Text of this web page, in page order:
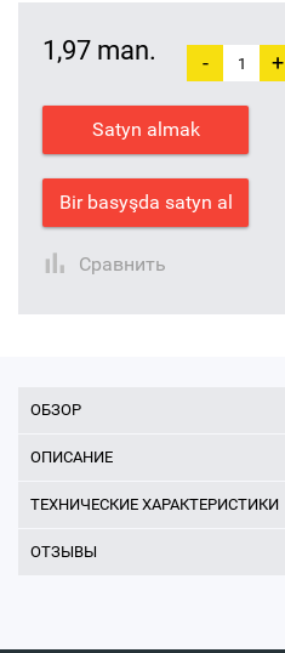
1,97 man. - +
Satyn almak
Bir basyşda satyn al
Сравнить
ОБЗОР
ОПИСАНИЕ
ТЕХНИЧЕСКИЕ ХАРАКТЕРИСТИКИ
ОТЗЫВЫ